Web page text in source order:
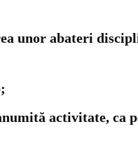
unor abateri
activitate, ca